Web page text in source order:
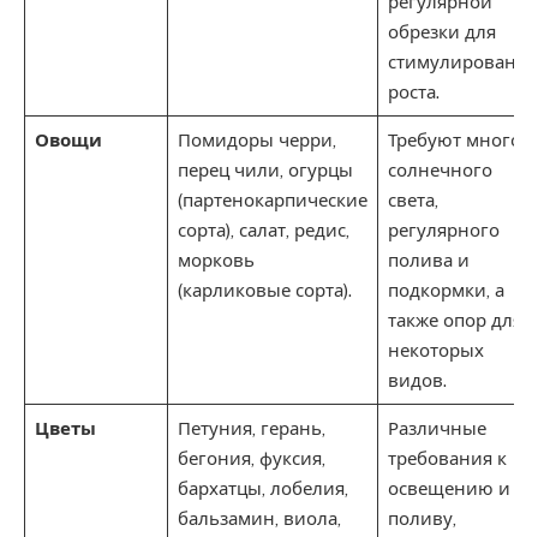
обрезки для
стимулирования
роста.
Овощи
Помидоры черри,
перец чили, огурцы
(партенокарпические
сорта), салат, редис,
морковь
(карликовые сорта).
Требуют много
солнечного
света,
регулярного
полива и
подкормки, а
также опор для
некоторых
видов.
Цветы
Петуния, герань,
бегония, фуксия,
бархатцы, лобелия,
бальзамин, виола,
Различные
требования к
освещению и
поливу,